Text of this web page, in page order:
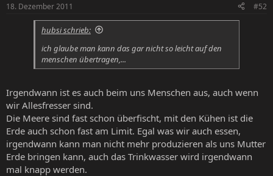
18. Dezember 2011 #52
hubsi schrieb:
ich glaube man kann das gar nicht so leicht auf den
menschen übertragen,...
Irgendwann ist es auch beim uns Menschen aus, auch wenn
wir Allesfresser sind.
Die Meere sind fast schon überfischt, mit den Kühen ist die
Erde auch schon fast am Limit. Egal was wir auch essen,
irgendwann kann man nicht mehr produzieren als uns Mutter
Erde bringen kann, auch das Trinkwasser wird irgendwann
mal knapp werden.